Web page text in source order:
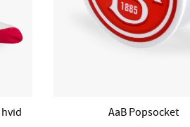
hvid AaB Popsocket